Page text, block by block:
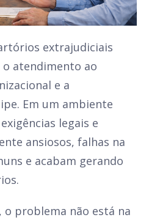
extrajudiciais
atendimento ao
e a
Em um ambiente
legais e
ansiosos, falhas na
e acabam gerando
o problema não está na